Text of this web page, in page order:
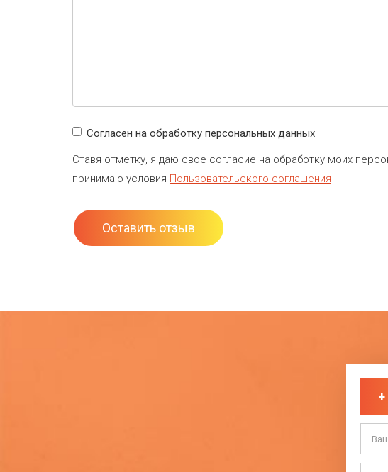
Согласен на обработку персональных данных
Ставя отметку, я даю свое согласие на обработку моих
принимаю условия Пользовательского соглашения
+